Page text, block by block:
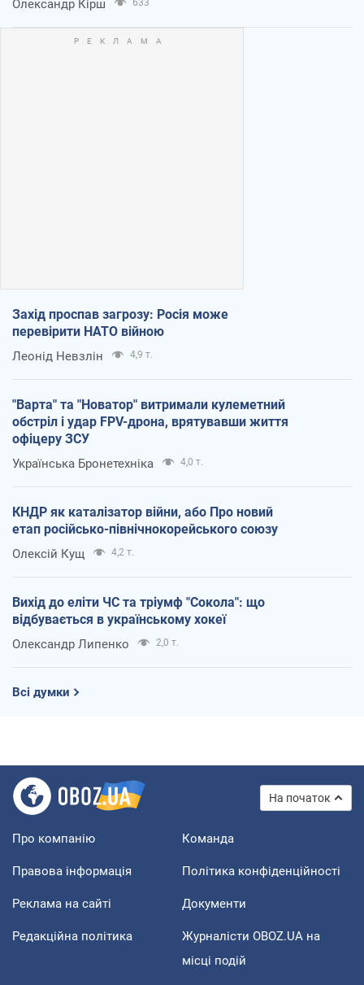
Олександр Кірш
Захід проспав загрозу: Росія може
перевірити НАТО війною
Леонід Невзлін 4,9 т.
"Варта" та "Новатор" витримали кулеметний
обстріл і удар FPV-дрона, врятувавши життя
офіцеру ЗСУ
Українська Бронетехніка 4,0 т.
КНДР як каталізатор війни, або Про новий
етап російсько-північнокорейського союзу
Олексій Кущ 4,2 т.
Вихід до еліти ЧС та тріумф "Сокола": що
відбувається в українському хокеї
Олександр Липенко 2,0 т.
Всі думки
На початок
Про компанію Команда
Правова інформація Політика конфіденційності
Реклама на сайті Документи
Редакційна політика
Журналісти OBOZ.UA на
місці подій